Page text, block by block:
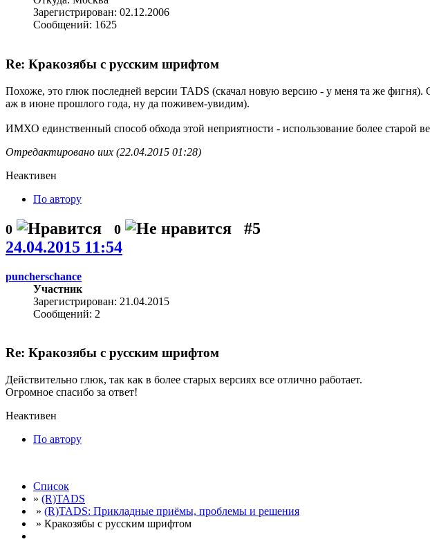
Зарегистрирован: 02.12.2006
Сообщений: 1625
Re: Кракозябы с русским шрифтом
Похоже, это глюк последней версии TADS (скачал новую версию - у меня та же
аж в июне прошлого года, ну да поживем-увидим).
ИМХО единственный способ обхода этой неприятности - использование более старой
Отредактировано uux (22.04.2015 01:28)
Неактивен
По автору
0 0
#5
24.04.2015 11:54
puncherschance
Участник
Зарегистрирован: 21.04.2015
Сообщений: 2
Re: Кракозябы с русским шрифтом
Действительно глюк, так как в более старых версиях все отлично работает.
Огромное спасибо за ответ!
Неактивен
По автору
Список
» (R)TADS
» (R)TADS: Прикладные приёмы, проблемы и решения
» Кракозябы с русским шрифтом